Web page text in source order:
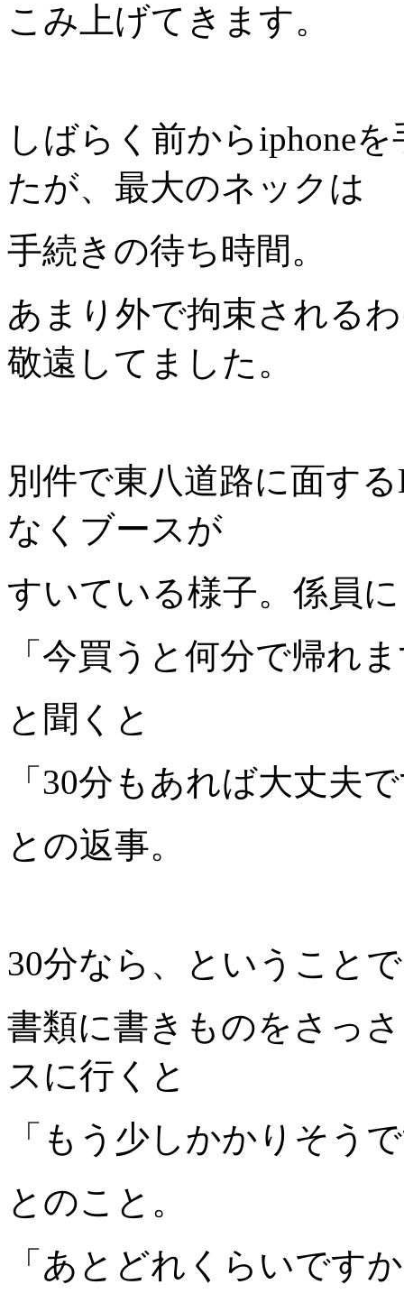
こみ上げてきます。
しばらく前からiphone
たが、最大のネックは
手続きの待ち時間。
あまり外で拘束される
敬遠してました。
別件で東八道路に面す
なくブースが
すいている様子。係員に
「今買うと何分で帰れ
と聞くと
「30分もあれば大丈夫
との返事。
30分なら、ということ
書類に書きものをさっ
スに行くと
「もう少しかかりそう
とのこと。
「あとどれくらいです